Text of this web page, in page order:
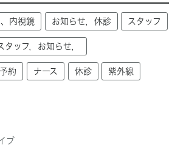
内視鏡 お知らせ，休診 スタッフ
タッフ，お知らせ，
約 ナース 休診 紫外線
ブ